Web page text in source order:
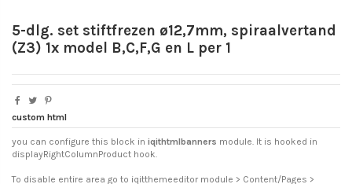
5-dlg. set stiftfrezen ø12,7mm, spiraalvertand
(Z3) 1x model B,C,F,G en L per 1
custom html
you can configure this block in iqithtmlbanners module. It is hooked in
displayRightColumnProduct hook.
To disable entire area go to iqitthemeeditor module > Content/Pages >